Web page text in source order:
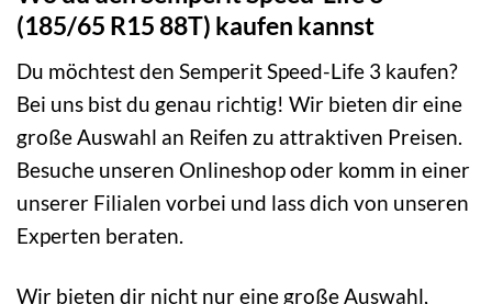
(185/65 R15 88T) kaufen kannst
Du möchtest den Semperit Speed-Life 3 kaufen?
Bei uns bist du genau richtig! Wir bieten dir eine
große Auswahl an Reifen zu attraktiven Preisen.
Besuche unseren Onlineshop oder komm in einer
unserer Filialen vorbei und lass dich von unseren
Experten beraten.
Wir bieten dir nicht nur eine große Auswahl,